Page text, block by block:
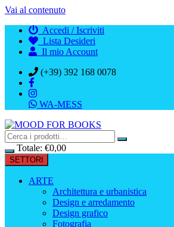
Vai al contenuto
Accedi / Iscriviti
Lista Desideri
Il mio Account
(+39) 392 168 0078
WA-MESS
Totale: €0,00
SETTORI
ARTE
Architettura e urbanistica
Design e arredamento
Design grafico
Fotografia